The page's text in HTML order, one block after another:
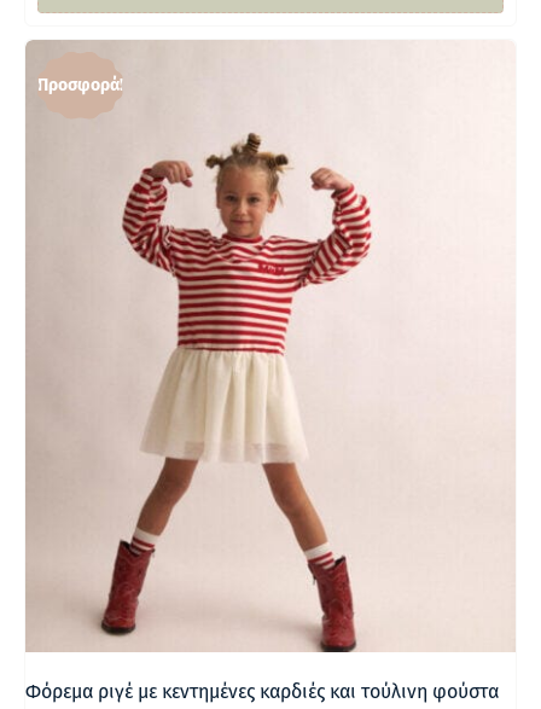
Προσφορά!
Φόρεμα ριγέ με κεντημένες καρδιές και τούλινη φούστα